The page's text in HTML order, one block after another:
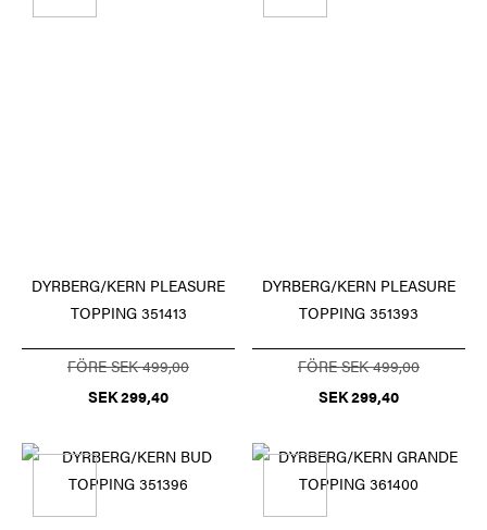
DYRBERG/KERN PLEASURE
TOPPING 351413
FÖRE SEK 499,00
SEK 299,40
DYRBERG/KERN PLEASURE
TOPPING 351393
FÖRE SEK 499,00
SEK 299,40